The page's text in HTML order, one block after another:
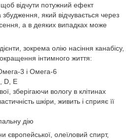
щоб відчути потужний ефект
збудження, який відчувається через
а в деяких випадках може
зокрема олію насіння канабісу,
інтимного життя:
3 і Омега-6
D, E
зберігаючи вологу в клітинах
шкіри, живить і сприяє її
дію
європейської, олеїловий спирт,